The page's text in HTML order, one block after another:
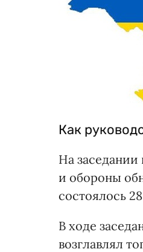
Как
На заседании
и обороны
состоялось
В ходе
возглавлял